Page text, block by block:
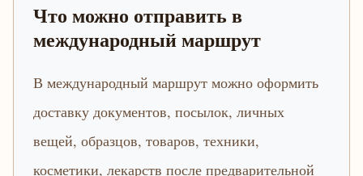
Что можно отправить в
международный маршрут
В международный маршрут можно оформить
доставку документов, посылок, личных
вещей, образцов, товаров, техники,
косметики, лекарств после предварительной